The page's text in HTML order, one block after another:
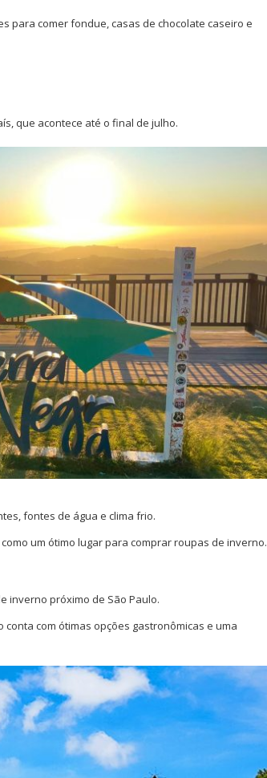
para comer fondue, casas de chocolate caseiro e
que acontece até o final de julho.
fontes de água e clima frio.
um ótimo lugar para comprar roupas de inverno.
inverno próximo de São Paulo.
com ótimas opções gastronômicas e uma